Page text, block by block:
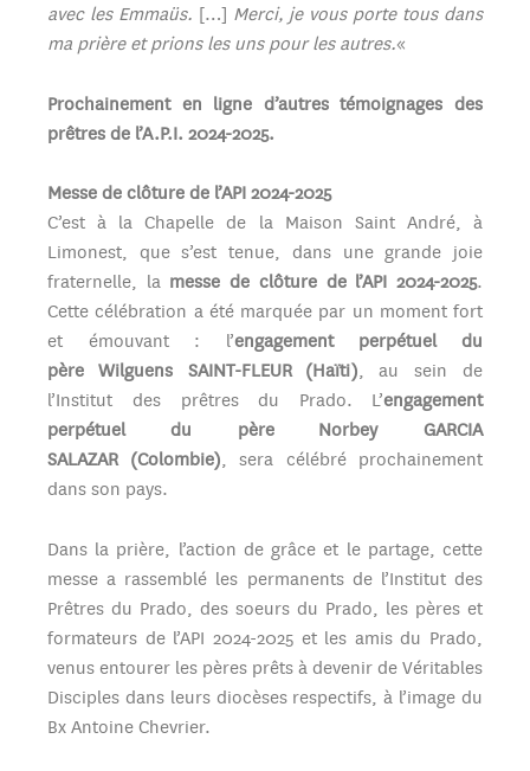
avec les Emmaüs. […] Merci, je vous porte tous dans
ma prière et prions les uns pour les autres.«
Prochainement en ligne d’autres témoignages des
prêtres de l’A.P.I. 2024-2025.
Messe de clôture de l’API 2024-2025
C’est à la Chapelle de la Maison Saint André, à
Limonest, que s’est tenue, dans une grande joie
fraternelle, la messe de clôture de l’API 2024-2025.
Cette célébration a été marquée par un moment fort
et émouvant : l’engagement perpétuel du
père Wilguens SAINT-FLEUR (Haïti), au sein de
l’Institut des prêtres du Prado. L’engagement
perpétuel du père Norbey GARCIA
SALAZAR (Colombie), sera célébré prochainement
dans son pays.
Dans la prière, l’action de grâce et le partage, cette
messe a rassemblé les permanents de l’Institut des
Prêtres du Prado, des soeurs du Prado, les pères et
formateurs de l’API 2024-2025 et les amis du Prado,
venus entourer les pères prêts à devenir de Véritables
Disciples dans leurs diocèses respectifs, à l’image du
Bx Antoine Chevrier.